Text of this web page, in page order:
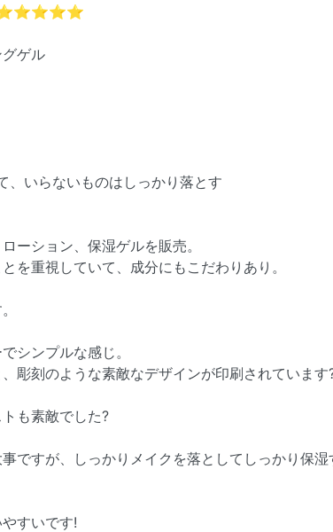
ゲル
、いらないものはしっかり落とす
ーション、保湿ゲルを販売。
を重視していて、成分にもこだわりあり。
シンプルな感じ。
彫刻のような素敵なデザインが印刷されています
も素敵でした?
ですが、しっかりメイクを落としてしっかり保湿
すいです!